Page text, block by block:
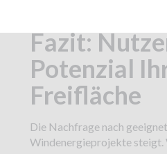
Fazit:
Potenzial
Freifläche
Die Nachfrage nach
Windenergieprojekte steigt.